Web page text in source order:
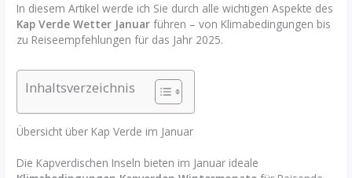
In diesem Artikel werde ich Sie durch alle wichtigen Aspekte des
Kap Verde Wetter Januar führen – von Klimabedingungen bis
zu Reiseempfehlungen für das Jahr 2025.
Inhaltsverzeichnis
Übersicht über Kap Verde im Januar
Die Kapverdischen Inseln bieten im Januar ideale